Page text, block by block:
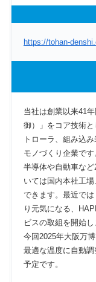
https://tohan-
当社は創業以来41
御）」をコア技術
トローラ、組み込
モノづくり企業で
半導体や自動車な
いては国内本社工
できます。最近で
り元気になる、
ビスの取組を開始し
今回2025年大阪万
最適な温度に自動
予定です。